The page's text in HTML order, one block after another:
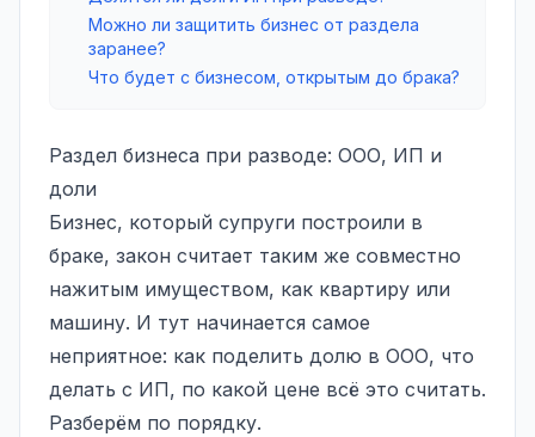
Можно ли защитить бизнес от раздела
заранее?
Что будет с бизнесом, открытым до брака?
Раздел бизнеса при разводе: ООО, ИП и
доли
Бизнес, который супруги построили в
браке, закон считает таким же совместно
нажитым имуществом, как квартиру или
машину. И тут начинается самое
неприятное: как поделить долю в ООО, что
делать с ИП, по какой цене всё это считать.
Разберём по порядку.